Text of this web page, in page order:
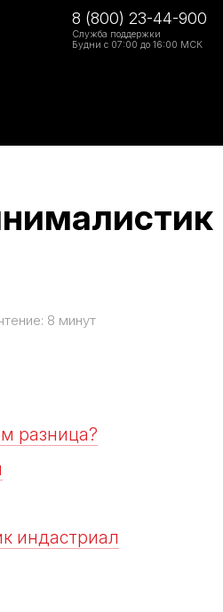
8 (800) 23-44-900
Служба поддержки
Будни с 07:00 до 16:00 МСК
8 минут
разница?
индастриал